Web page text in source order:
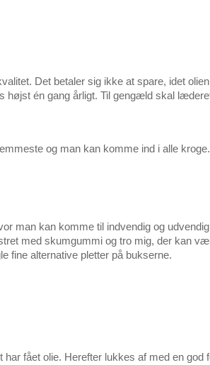
Det betaler sig ikke at spare, idet
højst én gang årligt. Til gengæld skal
og man kan komme ind i alle kroge.
man kan komme til indvendig og
med skumgummi og tro mig, der kan
fine alternative pletter på bukserne.
har fået olie. Herefter lukkes af med en god